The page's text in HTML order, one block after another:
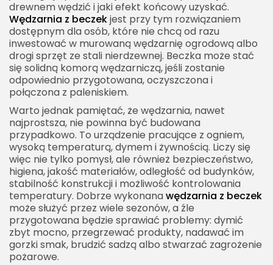
drewnem wędzić i jaki efekt końcowy uzyskać.
Wędzarnia z beczekjest przy tym rozwiązaniem
dostępnym dla osób, które nie chcą od razu
inwestować w murowaną wędzarnię ogrodową albo
drogi sprzęt ze stali nierdzewnej. Beczka może stać
się solidną komorą wędzarniczą, jeśli zostanie
odpowiednio przygotowana, oczyszczona i
połączona z paleniskiem.
Warto jednak pamiętać, że wędzarnia, nawet
najprostsza, nie powinna być budowana
przypadkowo. To urządzenie pracujące z ogniem,
wysoką temperaturą, dymem i żywnością. Liczy się
więc nie tylko pomysł, ale również bezpieczeństwo,
higiena, jakość materiałów, odległość od budynków,
stabilność konstrukcji i możliwość kontrolowania
temperatury. Dobrze wykonanawędzarnia z beczek
może służyć przez wiele sezonów, a źle
przygotowana będzie sprawiać problemy: dymić
zbyt mocno, przegrzewać produkty, nadawać im
gorzki smak, brudzić sadzą albo stwarzać zagrożenie
pożarowe.
Koszt budowy wędzarni z beczek
Wędzarnia z beczek w ogrodzie i na działce
Konserwacja wędzarni z beczek
Wędzenie jako tradycja i sposób na lepszą jakość
jedzenia
Wędzarnia z beczek jako funkcjonalne
rozwiązanie na lata